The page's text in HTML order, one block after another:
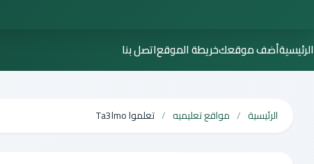
الرئيسيةأضف موقعكخريطة الموقعاتصل بنا
الرئيسية مواقع تعليميه تعلموا Ta3lmo